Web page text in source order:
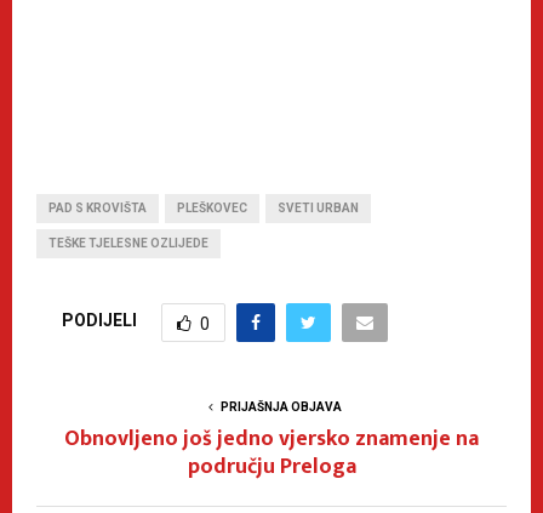
PAD S KROVIŠTA PLEŠKOVEC SVETI URBAN
TEŠKE TJELESNE OZLIJEDE
PODIJELI 0
PRIJAŠNJA OBJAVA
Obnovljeno još jedno vjersko znamenje na
području Preloga